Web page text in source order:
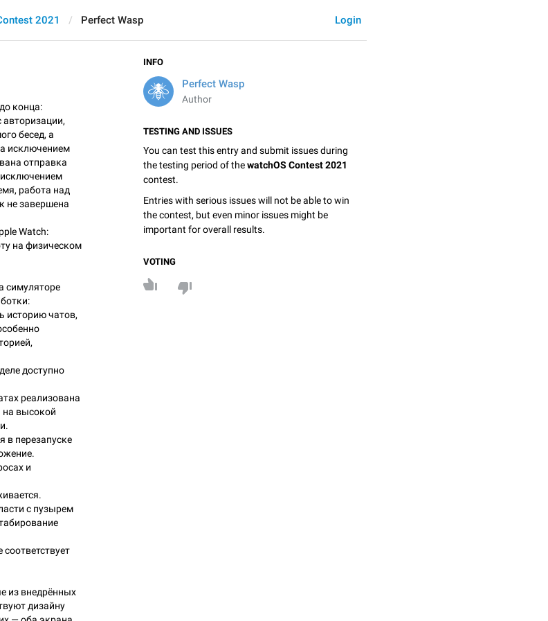
Login
2021 Perfect Wasp
INFO
Perfect Wasp
Author
TESTING AND ISSUES
You can test this entry and submit issues during
the testing period of thewatchOS Contest 2021
contest.
Entries with serious issues will not be able to win
the contest, but even minor issues might be
important for overall results.
VOTING
конца:
бесед, а
исключением
отправка
работа над
не завершена
Watch:
на физическом
симуляторе
историю чатов,
доступно
реализована
на высокой
в перезапуске
и
с пузырем
из внедрённых
дизайну